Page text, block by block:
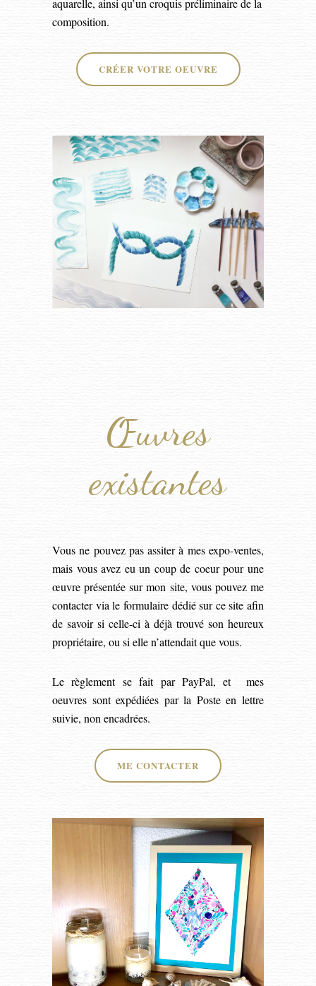
aquarelle, ainsi qu’un croquis préliminaire de la
composition.
CRÉER VOTRE OEUVRE
Œuvres
existantes
Vous ne pouvez pas assiter à mes expo-ventes,
mais vous avez eu un coup de coeur pour une
œuvre présentée sur mon site, vous pouvez me
contacter via le formulaire dédié sur ce site afin
de savoir si celle-ci à déjà trouvé son heureux
propriétaire, ou si elle n’attendait que vous.
Le règlement se fait par PayPal, et mes
oeuvres sont expédiées par la Poste en lettre
suivie, non encadrées.
ME CONTACTER